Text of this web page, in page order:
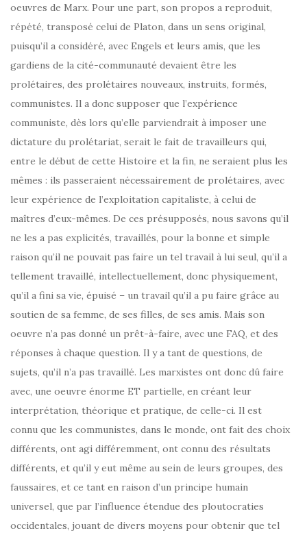
oeuvres de Marx. Pour une part, son propos a reproduit,
répété, transposé celui de Platon, dans un sens original,
puisqu’il a considéré, avec Engels et leurs amis, que les
gardiens de la cité-communauté devaient être les
prolétaires, des prolétaires nouveaux, instruits, formés,
communistes. Il a donc supposer que l’expérience
communiste, dès lors qu’elle parviendrait à imposer une
dictature du prolétariat, serait le fait de travailleurs qui,
entre le début de cette Histoire et la fin, ne seraient plus les
mêmes : ils passeraient nécessairement de prolétaires, avec
leur expérience de l’exploitation capitaliste, à celui de
maîtres d’eux-mêmes. De ces présupposés, nous savons qu’il
ne les a pas explicités, travaillés, pour la bonne et simple
raison qu’il ne pouvait pas faire un tel travail à lui seul, qu’il a
tellement travaillé, intellectuellement, donc physiquement,
qu’il a fini sa vie, épuisé – un travail qu’il a pu faire grâce au
soutien de sa femme, de ses filles, de ses amis. Mais son
oeuvre n’a pas donné un prêt-à-faire, avec une FAQ, et des
réponses à chaque question. Il y a tant de questions, de
sujets, qu’il n’a pas travaillé. Les marxistes ont donc dû faire
avec, une oeuvre énorme ET partielle, en créant leur
interprétation, théorique et pratique, de celle-ci. Il est
connu que les communistes, dans le monde, ont fait des choix
différents, ont agi différemment, ont connu des résultats
différents, et qu’il y eut même au sein de leurs groupes, des
faussaires, et ce tant en raison d’un principe humain
universel, que par l’influence étendue des ploutocraties
occidentales, jouant de divers moyens pour obtenir que tel